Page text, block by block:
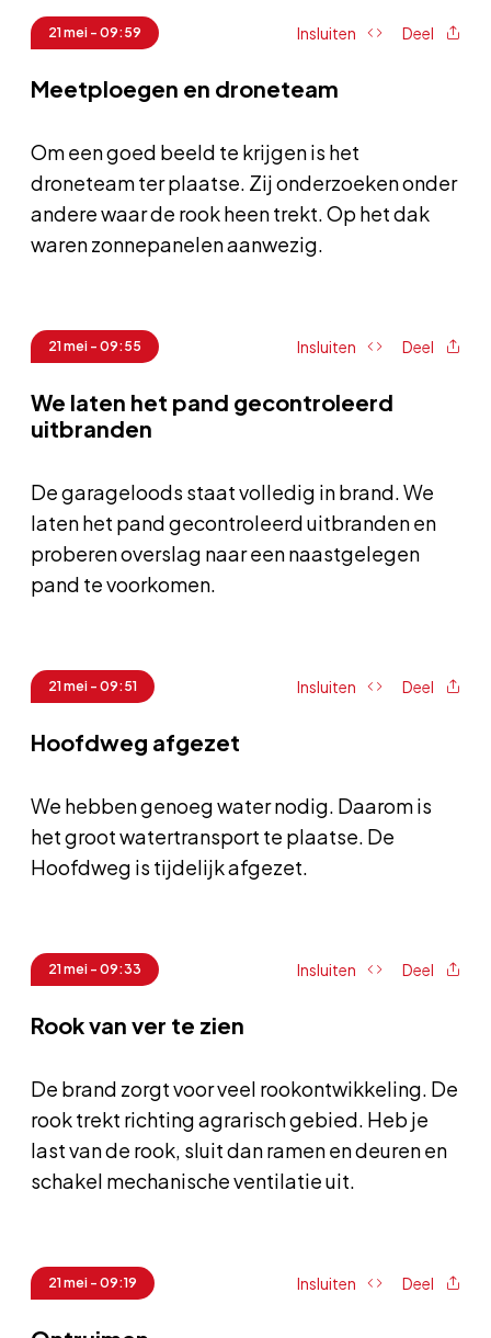
21 mei - 09:59 Insluiten Deel
Meetploegen en droneteam
Om een goed beeld te krijgen is het
droneteam ter plaatse. Zij onderzoeken onder
andere waar de rook heen trekt. Op het dak
waren zonnepanelen aanwezig.
21 mei - 09:55 Insluiten Deel
We laten het pand gecontroleerd
uitbranden
De garageloods staat volledig in brand. We
laten het pand gecontroleerd uitbranden en
proberen overslag naar een naastgelegen
pand te voorkomen.
21 mei - 09:51 Insluiten Deel
Hoofdweg afgezet
We hebben genoeg water nodig. Daarom is
het groot watertransport te plaatse. De
Hoofdweg is tijdelijk afgezet.
21 mei - 09:33 Insluiten Deel
Rook van ver te zien
De brand zorgt voor veel rookontwikkeling. De
rook trekt richting agrarisch gebied. Heb je
last van de rook, sluit dan ramen en deuren en
schakel mechanische ventilatie uit.
21 mei - 09:19 Insluiten Deel